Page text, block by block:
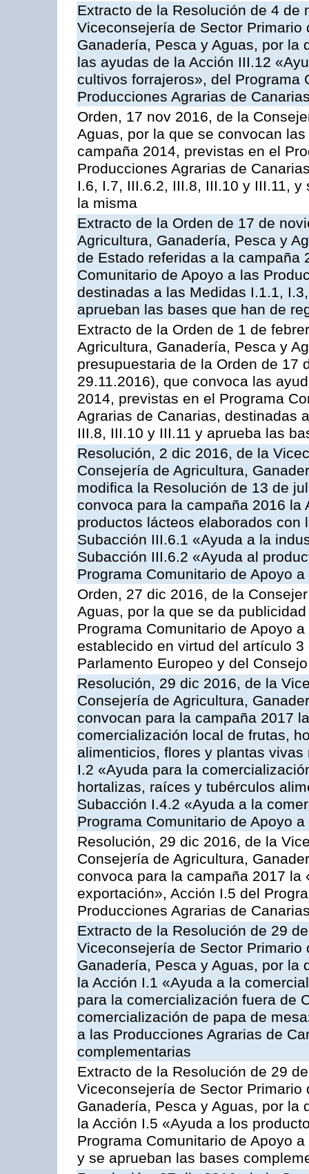
Extracto de la Resolución de 4 de
Viceconsejería de Sector
Ganadería, Pesca y Aguas, por la
las ayudas de la Acción III.12
cultivos forrajeros», del Programa
Producciones Agrarias de
Orden, 17 nov 2016, de la
Aguas, por la que se convocan
campaña 2014, previstas en el
Producciones Agrarias de
I.6, I.7, III.6.2, III.8, III.10 y III.11,
la misma
Extracto de la Orden de 17 de
Agricultura, Ganadería, Pesca y
de Estado referidas a la campaña
Comunitario de Apoyo a las
destinadas a las Medidas I.1.1,
aprueban las bases que han de
Extracto de la Orden de 1 de
Agricultura, Ganadería, Pesca y
presupuestaria de la Orden de 17
29.11.2016), que convoca las
2014, previstas en el Programa
Agrarias de Canarias, destinadas
III.8, III.10 y III.11 y aprueba las
Resolución, 2 dic 2016, de la
Consejería de Agricultura,
modifica la Resolución de 13 de
convoca para la campaña 2016
productos lácteos elaborados
Subacción III.6.1 «Ayuda a la
Subacción III.6.2 «Ayuda al
Programa Comunitario de Apoyo
Orden, 27 dic 2016, de la
Aguas, por la que se da
Programa Comunitario de Apoyo
establecido en virtud del artículo
Parlamento Europeo y del Consejo
Resolución, 29 dic 2016, de la
Consejería de Agricultura,
convocan para la campaña 2017
comercialización local de frutas,
alimenticios, flores y plantas
I.2 «Ayuda para la
hortalizas, raíces y tubérculos
Subacción I.4.2 «Ayuda a la
Programa Comunitario de Apoyo
Resolución, 29 dic 2016, de la
Consejería de Agricultura,
convoca para la campaña 2017
exportación», Acción I.5 del
Producciones Agrarias de
Extracto de la Resolución de 29
Viceconsejería de Sector
Ganadería, Pesca y Aguas, por la
la Acción I.1 «Ayuda a la
para la comercialización fuera de
comercialización de papa de
a las Producciones Agrarias de
complementarias
Extracto de la Resolución de 29
Viceconsejería de Sector
Ganadería, Pesca y Aguas, por la
la Acción I.5 «Ayuda a los
Programa Comunitario de Apoyo
y se aprueban las bases